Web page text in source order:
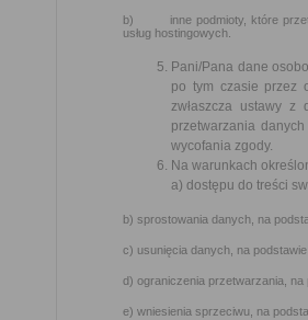
b) inne podmioty, które
usług hostingowych.
Pani/Pana dane
po tym czasie przez
zwłaszcza ustawy
przetwarzania
wycofania zgody.
Na warunkach
a) dostępu do treści
b) sprostowania danych, na
c) usunięcia danych, na
d) ograniczenia przetwarzania,
e) wniesienia sprzeciwu, na